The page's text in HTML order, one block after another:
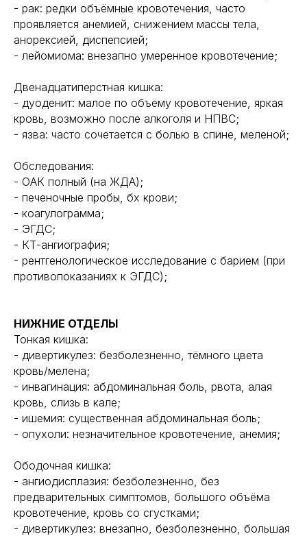
- рак: редки объёмные кровотечения, часто
проявляется анемией, снижением массы тела,
анорексией, диспепсией;
- лейомиома: внезапно умеренное кровотечение;
Двенадцатиперстная кишка:
- дуоденит: малое по объёму кровотечение, яркая
кровь, возможно после алкоголя и НПВС;
- язва: часто сочетается с болью в спине, меленой;
Обследования:
- ОАК полный (на ЖДА);
- печеночные пробы, бх крови;
- коагулограмма;
- ЭГДС;
- КТ-ангиография;
- рентгенологическое исследование с барием (при
противопоказаниях к ЭГДС);
НИЖНИЕ ОТДЕЛЫ
Тонкая кишка:
- дивертикулез: безболезненно, тёмного цвета
кровь/мелена;
- инвагинация: абдоминальная боль, рвота, алая
кровь, слизь в кале;
- ишемия: существенная абдоминальная боль;
- опухоли: незначительное кровотечение, анемия;
Ободочная кишка:
- ангиодисплазия: безболезненно, без
предварительных симптомов, большого объёма
кровотечение, кровь со сгустками;
- дивертикулез: внезапно, безболезненно, большая